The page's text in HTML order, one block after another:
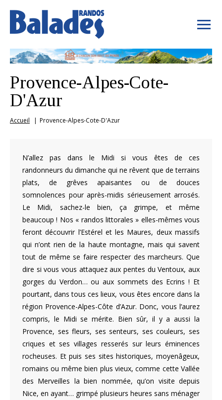
Provence-Alpes-Cote-
D'Azur
Accueil Provence-Alpes-Cote-D'Azur
N’allez pas dans le Midi si vous êtes de ces
randonneurs du dimanche qui ne rêvent que de terrains
plats, de grêves apaisantes ou de douces
somnolences pour après-midis sérieusement arrosés.
Le Midi, sachez-le bien, ça grimpe, et même
beaucoup ! Nos « randos littorales » elles-mêmes vous
feront découvrir l’Estérel et les Maures, deux massifs
qui n’ont rien de la haute montagne, mais qui savent
tout de même se faire respecter des marcheurs. Que
dire si vous vous attaquez aux pentes du Ventoux, aux
gorges du Verdon… ou aux sommets des Ecrins ! Et
pourtant, dans tous ces lieux, vous êtes encore dans la
région Provence-Alpes-Côte d’Azur. Donc, vous l’aurez
compris, le Midi se mérite. Bien sûr, il y a aussi la
Provence, ses fleurs, ses senteurs, ses couleurs, ses
criques et ses villages resserés sur leurs éminences
rocheuses. Et puis ses sites historiques, moyenâgeux,
romains ou même bien plus vieux, comme cette Vallée
des Merveilles la bien nommée, qu’on visite depuis
Nice, en ayant… grimpé plusieurs heures sans ménager